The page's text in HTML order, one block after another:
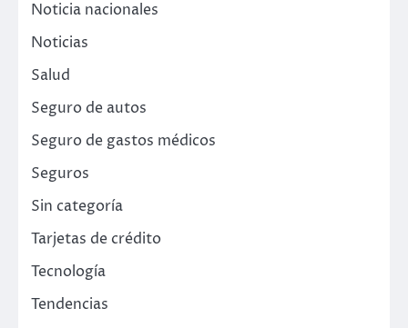
Noticia nacionales
Noticias
Salud
Seguro de autos
Seguro de gastos médicos
Seguros
Sin categoría
Tarjetas de crédito
Tecnología
Tendencias